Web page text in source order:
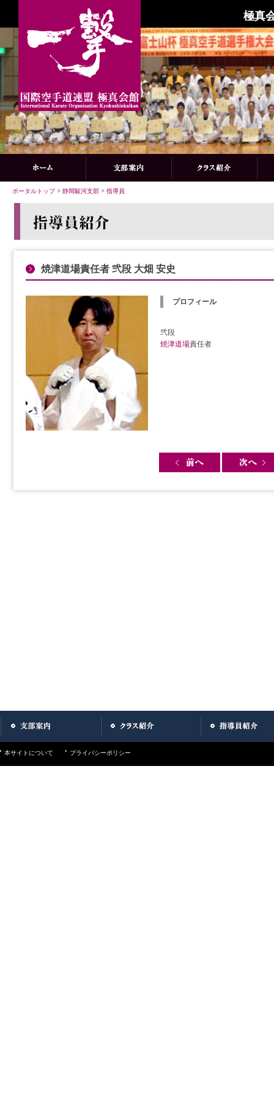
極真
ポータルトップ> 静岡駿河支部 > 指導員
焼津道場責任者 弐段 大畑 安史
プロフィール
弐段
焼津道場責任者
本サイトについて プライバシーポリシー